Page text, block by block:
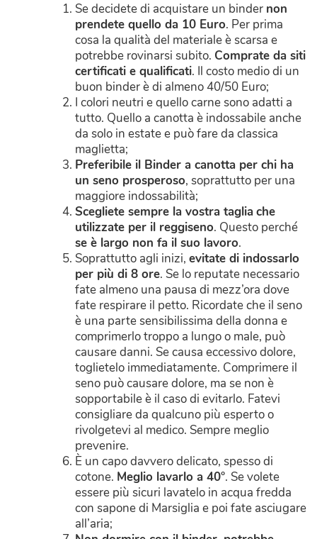
Se decidete di acquistare un binder non
prendete quello da 10 Euro. Per prima
cosa la qualità del materiale è scarsa e
potrebbe rovinarsi subito. Comprate da siti
certificati e qualificati. Il costo medio di un
buon binder è di almeno 40/50 Euro;
I colori neutri e quello carne sono adatti a
tutto. Quello a canotta è indossabile anche
da solo in estate e può fare da classica
maglietta;
Preferibile il Binder a canotta per chi ha
un seno prosperoso, soprattutto per una
maggiore indossabilità;
Scegliete sempre la vostra tagliache
utilizzate per il reggiseno. Questo perché
se è largo non fa il suo lavoro.
Soprattutto agli inizi, evitate di indossarlo
per più di 8 ore. Se lo reputate necessario
fate almeno una pausa di mezz’ora dove
fate respirare il petto. Ricordate che il seno
è una parte sensibilissima della donna e
comprimerlo troppo a lungo o male, può
causare danni. Se causa eccessivo dolore,
toglietelo immediatamente. Comprimere il
seno può causare dolore, ma se non è
sopportabile è il caso di evitarlo. Fatevi
consigliare da qualcuno più esperto o
rivolgetevi al medico. Sempre meglio
prevenire.
È un capo davvero delicato, spesso di
cotone. Meglio lavarlo a 40°. Se volete
essere più sicuri lavatelo in acqua fredda
con sapone di Marsiglia e poi fate asciugare
all’aria;